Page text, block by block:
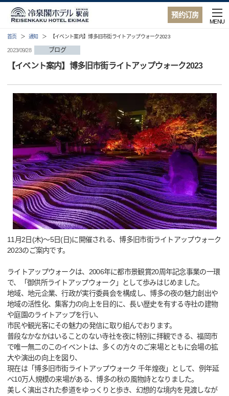
预约订房
MENU
首页 通知 【イベント案内】博多旧市街ライトアップウォーク2023
2023/09/28 ブログ
【イベント案内】博多旧市街ライトアップウォーク2023
11月2日(木)～5日(日)に開催される、博多旧市街ライトアップウォーク
2023のご案内です。
ライトアップウォークは、2006年に都市景観賞20周年記念事業の一環
で、「御供所ライトアップウォーク」として歩みはじめました。
地域、地元企業、行政が実行委員会を構成し、博多の夜の魅力創出や
地域の活性化、集客力の向上を目的に、長い歴史を有する寺社の建物
や庭園のライトアップを行い、
市民や観光客にその魅力の発信に取り組んでおります。
普段なかなかはいることのない寺社を夜に特別に拝観できる、福岡市
で唯一無二のこのイベントは、多くの方々のご来場とともに会場の拡
大や演出の向上を図り、
現在は「博多旧市街ライトアップウォーク 千年煌夜」として、例年延
べ10万人規模の来場がある、博多の秋の風物詩となりました。
美しく演出された参道をゆっくりと歩き、幻想的な境内を見渡しなが